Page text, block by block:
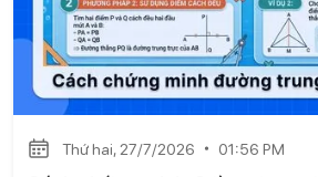
Thứ hai, 27/7/2026 01:56 PM